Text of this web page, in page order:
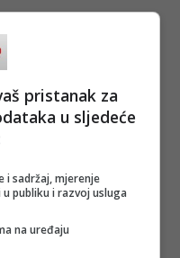
pristanak za
u sljedeće
i sadržaj, mjerenje
publiku i razvoj usluga
na uređaju